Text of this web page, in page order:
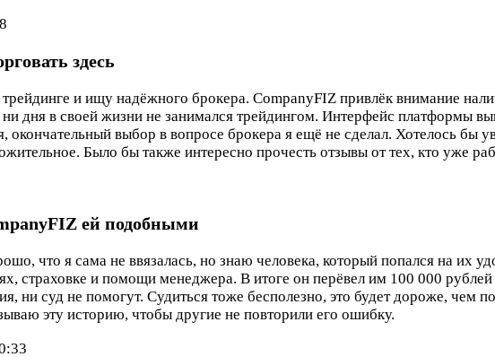
здесь
трейдинге и ищу надёжного брокера. CompanyFIZ привлёк внимание
дня в своей жизни не занимался трейдингом. Интерфейс платформы
окончательный выбор в вопросе брокера я ещё не сделал. Хотелось
Было бы также интересно прочесть отзывы от тех, кто уже
ей подобными
что я сама не ввязалась, но знаю человека, который попался на их
страховке и помощи менеджера. В итоге он перёвел им 100 000
ни суд не помогут. Судиться тоже бесполезно, это будет дороже, чем
эту историю, чтобы другие не повторили его ошибку.